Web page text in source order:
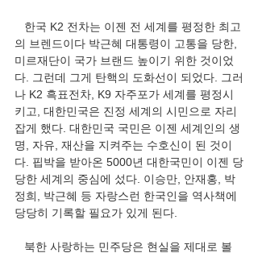
의 브렌드이다 박근혜 대통령이 고통을 당한,
미르재단이 국가 브랜드 높이기 위한 것이었
다. 그런데 그게 탄핵의 도화선이 되었다. 그러
나 K2 흑표전차, K9 자주포가 세계를 평정시
키고, 대한민국은 진정 세계의 시민으로 자리
잡게 했다. 대한민국 국민은 이젠 세계인의 생
명, 자유, 재산을 지켜주는 수호신이 된 것이
다. 핍박을 받아온 5000년 대한국민이 이젠 당
당한 세계의 중심에 섰다. 이승만, 안재홍, 박
정희, 박근혜 등 자랑스런 한국인을 역사책에
당당히 기록할 필요가 있게 된다.